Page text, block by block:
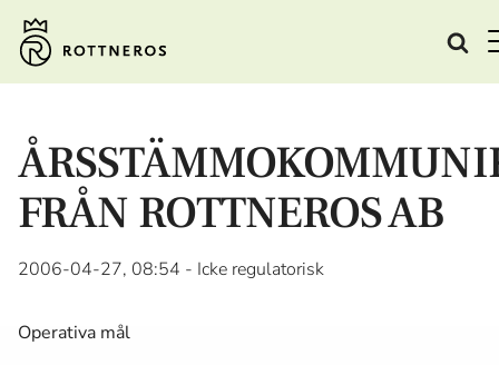
FRÅN ROTTNEROS AB
2006-04-27, 08:54 - Icke regulatorisk
Operativa mål